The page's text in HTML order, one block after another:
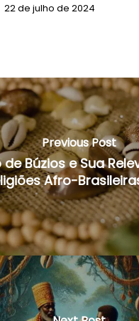
22 de julho de 2024
Previous Post
Búzios e Sua
Afro-